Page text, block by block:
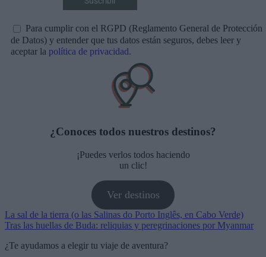
Para cumplir con el RGPD (Reglamento General de Protección
de Datos) y entender que tus datos están seguros, debes leer y
aceptar la política de privacidad.
¿Conoces todos nuestros destinos?
¡Puedes verlos todos haciendo
un clic!
Ver destinos
Navegación
de
entradas
La sal de la tierra (o las Salinas do Porto Inglês, en Cabo Verde)
Tras las huellas de Buda: reliquias y peregrinaciones por Myanmar
¿Te ayudamos a elegir tu viaje de aventura?